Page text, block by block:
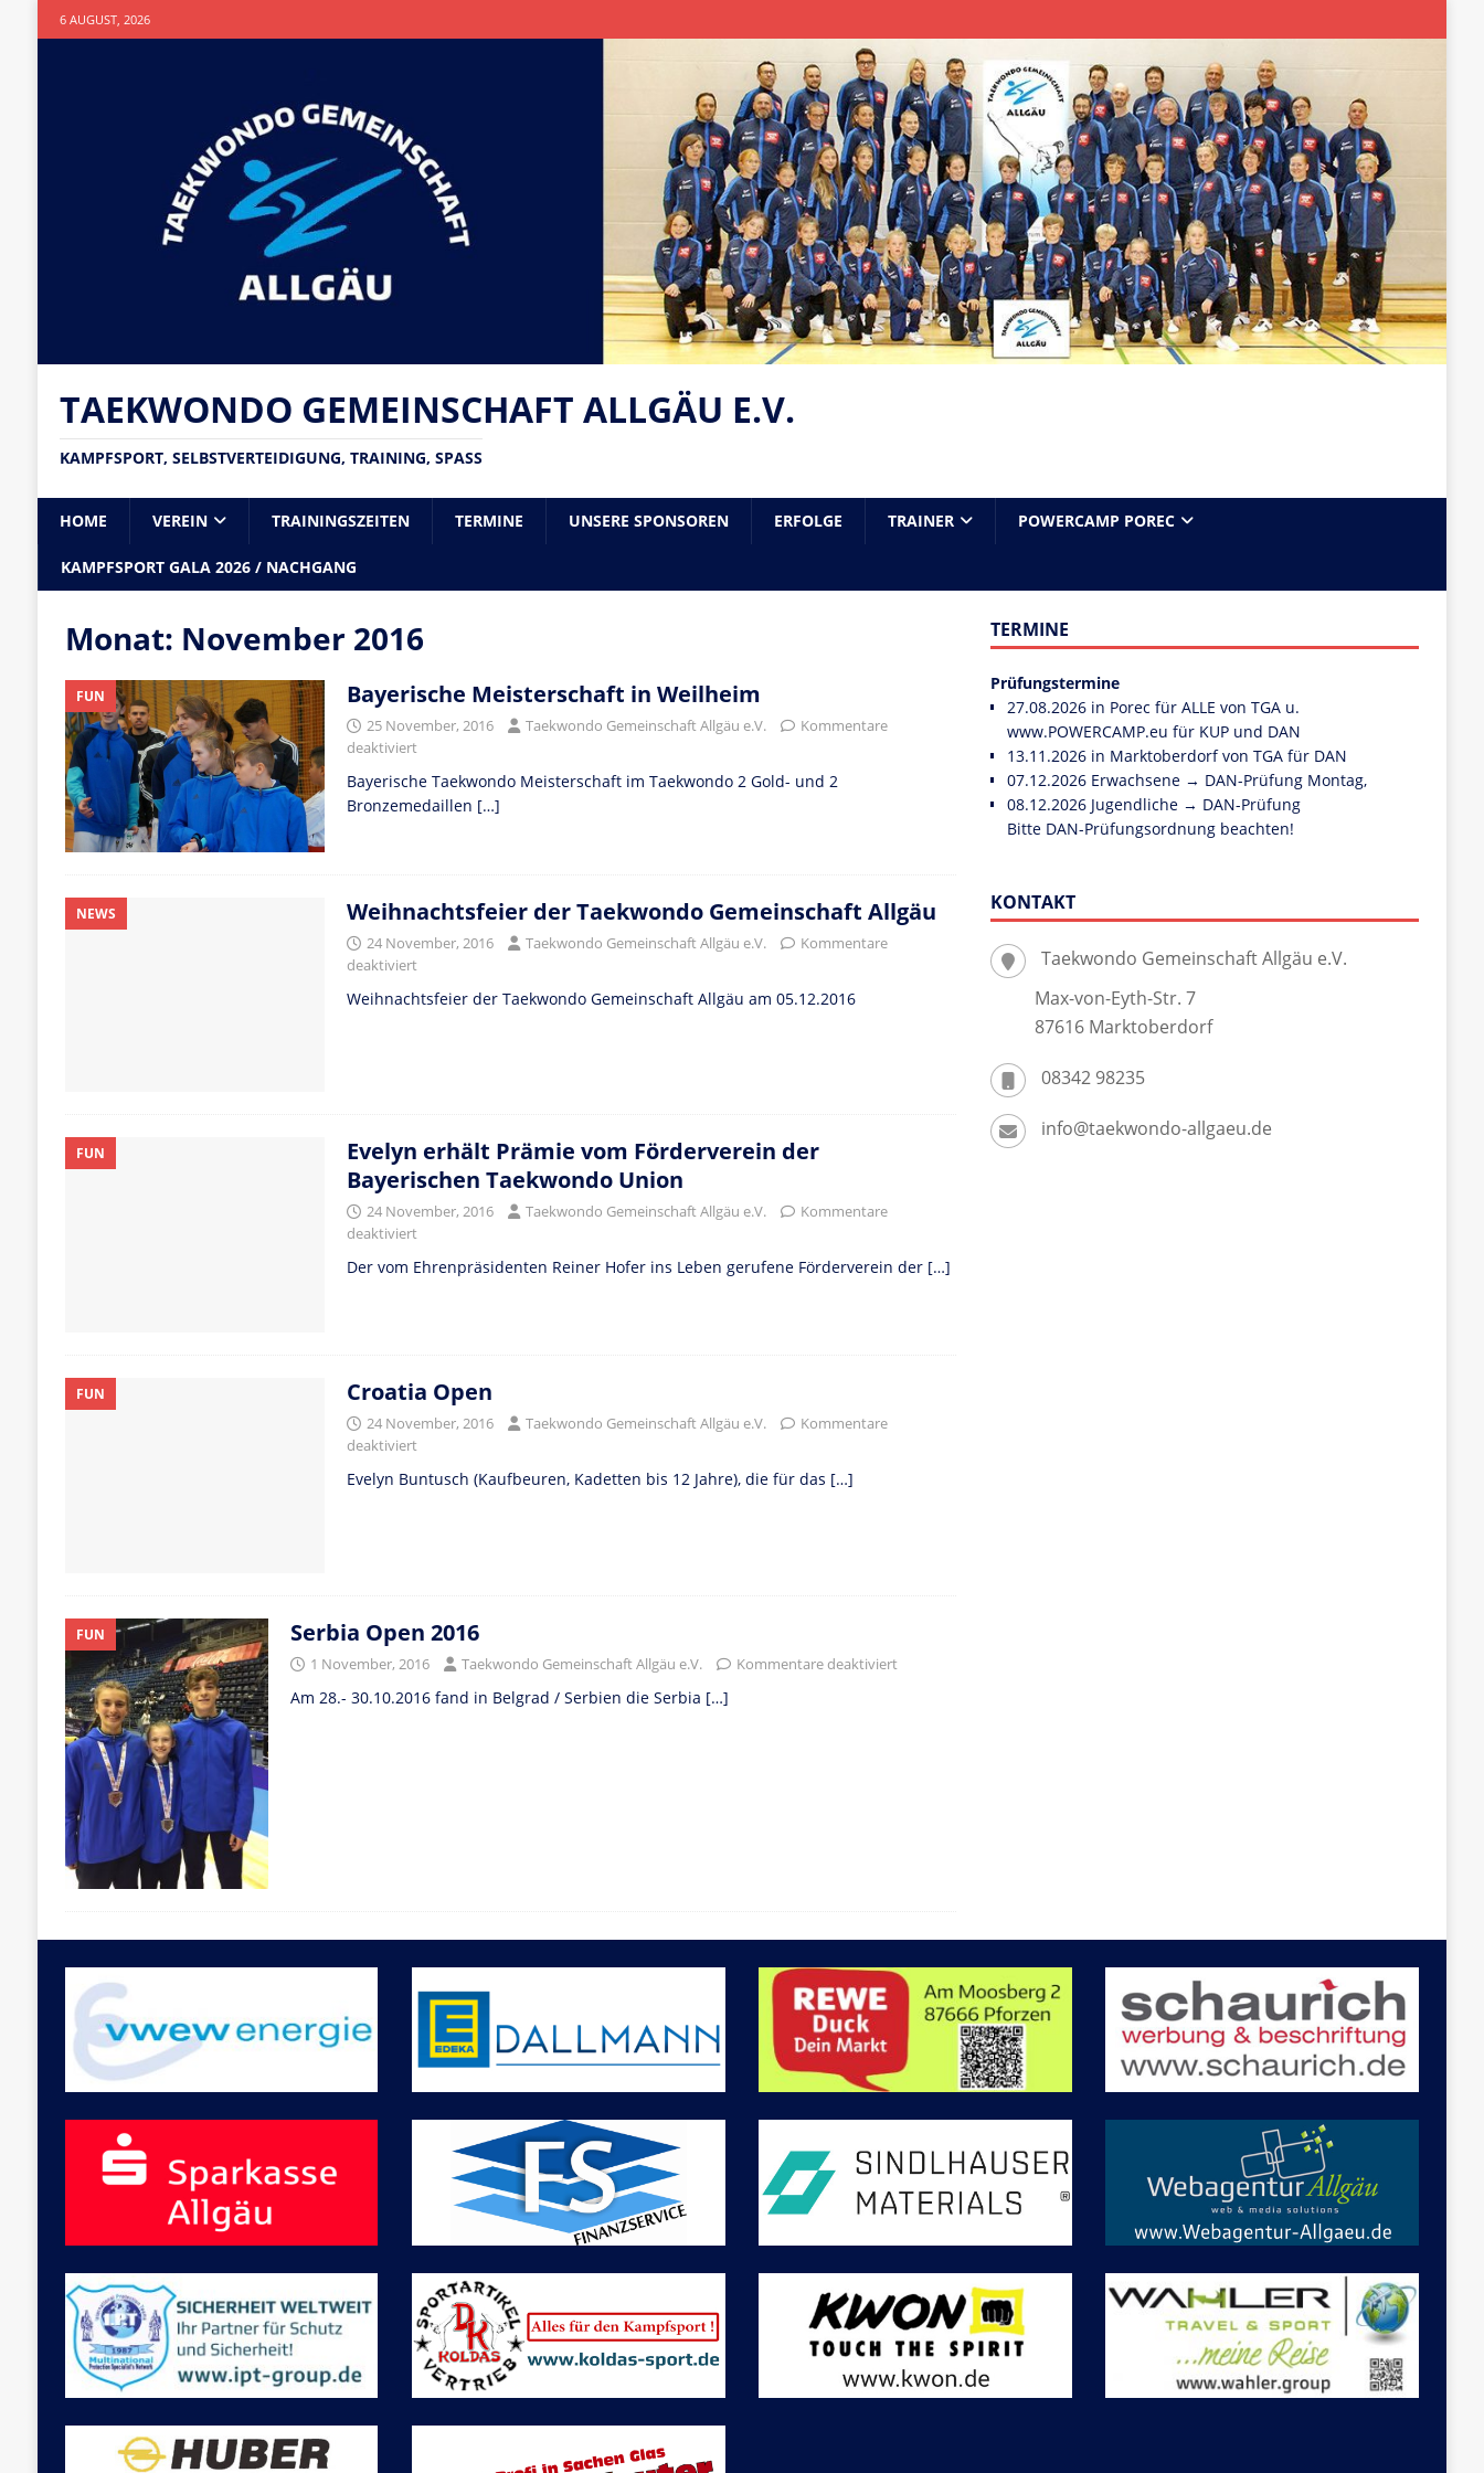
6 AUGUST, 2026
TAEKWONDO GEMEINSCHAFT ALLGÄU E.V.
KAMPFSPORT, SELBSTVERTEIDIGUNG, TRAINING, SPASS
HOME VEREIN TRAININGSZEITEN TERMINE UNSERE SPONSOREN ERFOLGE TRAINER POWERCAMP POREC
KAMPFSPORT GALA 2026 / NACHGANG
Monat: November 2016
FUN Bayerische Meisterschaft in Weilheim
25 November, 2016 Taekwondo Gemeinschaft Allgäu e.V.
Kommentare
deaktiviert
Bayerische Taekwondo Meisterschaft im Taekwondo 2 Gold- und 2
Bronzemedaillen […]
NEWS Weihnachtsfeier der Taekwondo Gemeinschaft Allgäu
24 November, 2016 Taekwondo Gemeinschaft Allgäu e.V.
Kommentare
deaktiviert
Weihnachtsfeier der Taekwondo Gemeinschaft Allgäu am 05.12.2016
FUN
Evelyn erhält Prämie vom Förderverein der
Bayerischen Taekwondo Union
24 November, 2016 Taekwondo Gemeinschaft Allgäu e.V.
Kommentare
deaktiviert
Der vom Ehrenpräsidenten Reiner Hofer ins Leben gerufene Förderverein der […]
FUN Croatia Open
24 November, 2016 Taekwondo Gemeinschaft Allgäu e.V.
Kommentare
deaktiviert
Evelyn Buntusch (Kaufbeuren, Kadetten bis 12 Jahre), die für das […]
FUN Serbia Open 2016
1 November, 2016 Taekwondo Gemeinschaft Allgäu e.V. Kommentare deaktiviert
Am 28.- 30.10.2016 fand in Belgrad / Serbien die Serbia […]
TERMINE
Prüfungstermine
27.08.2026 in Porec für ALLE von TGA u.
www.POWERCAMP.eu für KUP und DAN
13.11.2026 in Marktoberdorf von TGA für DAN
07.12.2026 Erwachsene → DAN-Prüfung Montag,
08.12.2026 Jugendliche → DAN-Prüfung
Bitte DAN-Prüfungsordnung beachten!
KONTAKT
Taekwondo Gemeinschaft Allgäu e.V.
Max-von-Eyth-Str. 7
87616 Marktoberdorf
08342 98235
info@taekwondo-allgaeu.de